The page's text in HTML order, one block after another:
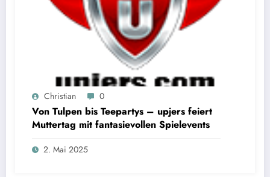
Christian 0
Von Tulpen bis Teepartys – upjers feiert
Muttertag mit fantasievollen Spielevents
2. Mai 2025